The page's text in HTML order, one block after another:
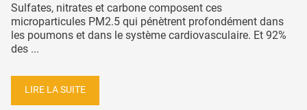
Sulfates, nitrates et carbone composent ces
microparticules PM2.5 qui pénètrent profondément dans
les poumons et dans le système cardiovasculaire. Et 92%
des ...
LIRE LA SUITE